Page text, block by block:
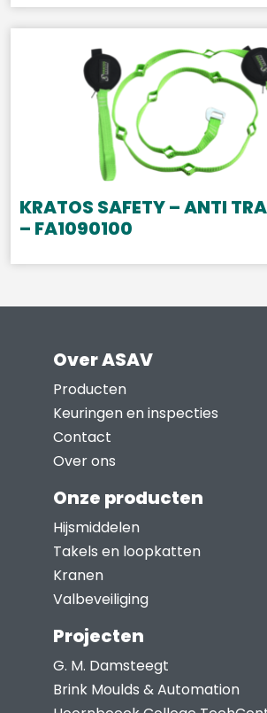
KRATOS SAFETY – ANTI
– FA1090100
Over ASAV
Producten
Keuringen en inspecties
Contact
Over ons
Onze producten
Hijsmiddelen
Takels en loopkatten
Kranen
Valbeveiliging
Projecten
G. M. Damsteegt
Brink Moulds & Automation